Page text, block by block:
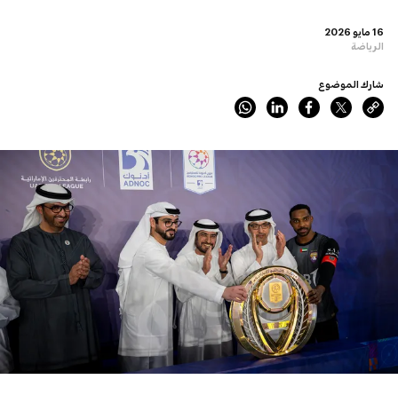
16 مايو 2026
الرياضة
شارك الموضوع